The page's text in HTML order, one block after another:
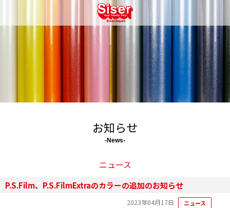
お知らせ
ニュース
P.S.Film、P.S.FilmExtraのカラーの追加のお知らせ
2023年04月17日 ニュース